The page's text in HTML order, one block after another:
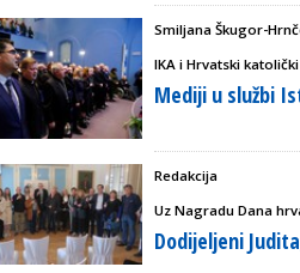
Smiljana Škugor-
IKA i Hrvatski
Mediji u službi
Redakcija
Uz Nagradu Dana
Dodijeljeni